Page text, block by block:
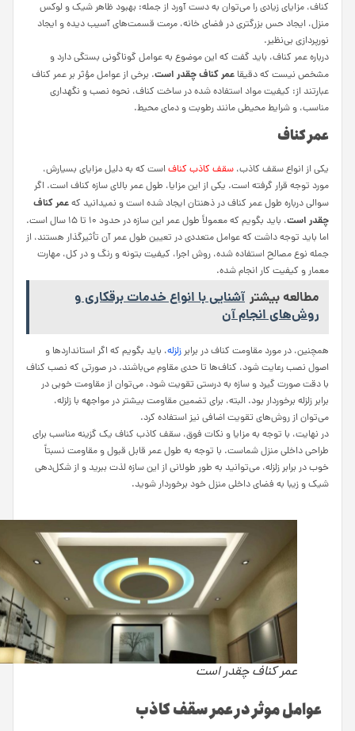
کناف، مزایای زیادی را می‌توان به دست آورد از جمله: بهبود ظاهر شیک و لوکس
منزل، ایجاد حس بزرگتری در فضای خانه، مرمت قسمت‌های آسیب دیده و ایجاد
نورپردازی بی‌نظیر.
درباره عمر کناف، باید گفت که این موضوع به عوامل گوناگونی بستگی دارد و
مشخص نیست که دقیقا عمر کناف چقدر است. برخی از عوامل مؤثر بر عمر کناف
عبارتند از: کیفیت مواد استفاده شده در ساخت کناف، نحوه نصب و نگهداری
مناسب، و شرایط محیطی مانند رطوبت و دمای محیط.
عمر کناف
یکی از انواع سقف کاذب، سقف کاذب کنافاست که به دلیل مزایای بسیارش،
مورد توجه قرار گرفته است. یکی از این مزایا، طول عمر بالای سازه کناف است. اگر
سوالی درباره طول عمر کناف در ذهنتان ایجاد شده است و نمیدانید کهعمر کناف
چقدر است
، باید بگویم که معمولاً طول عمر این سازه در حدود 10 تا 15 سال است.
اما باید توجه داشت که عوامل متعددی در تعیین طول عمر آن تأثیرگذار هستند، از
جمله نوع مصالح استفاده شده، روش اجرا، کیفیت بتونه و رنگ و در کل، مهارت
معمار و کیفیت کار انجام شده.
مطالعه بیشتر آشنایی با انواع خدمات برقکاری و
روش‌های انجام آن
همچنین، در مورد مقاومت کناف در برابرزلزله، باید بگویم که اگر استانداردها و
اصول نصب رعایت شود، کناف‌ها تا حدی مقاوم می‌باشند. در صورتی که نصب کناف
با دقت صورت گیرد و سازه به درستی تقویت شود، می‌توان از مقاومت خوبی در
برابر زلزله برخوردار بود. البته، برای تضمین مقاومت بیشتر در مواجهه با زلزله،
می‌توان از روش‌های تقویت اضافی نیز استفاده کرد.
در نهایت، با توجه به مزایا و نکات فوق، سقف کاذب کناف یک گزینه مناسب برای
طراحی داخلی منزل شماست. با توجه به طول عمر قابل قبول و مقاومت نسبتاً
خوب در برابر زلزله، می‌توانید به طور طولانی از این سازه لذت ببرید و از شکل‌دهی
شیک و زیبا به فضای داخلی منزل خود برخوردار شوید.
عمر کناف چقدر است
عوامل موثر در عمر سقف کاذب